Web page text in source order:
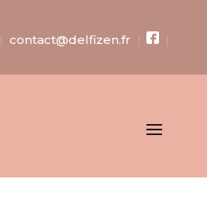
contact@delfizen.fr | |